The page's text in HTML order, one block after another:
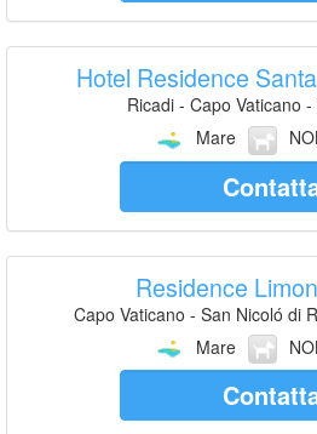
Hotel Residence
Ricadi - Capo Vaticano
Mare
Residence
Capo Vaticano - San Nicoló di
Mare